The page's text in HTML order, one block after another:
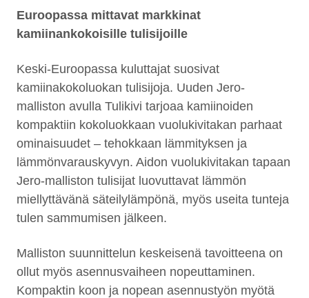
Euroopassa mittavat markkinat
kamiinankokoisille tulisijoille
Keski-Euroopassa kuluttajat suosivat
kamiinakokoluokan tulisijoja. Uuden Jero-
malliston avulla Tulikivi tarjoaa kamiinoiden
kompaktiin kokoluokkaan vuolukivitakan parhaat
ominaisuudet – tehokkaan lämmityksen ja
lämmönvarauskyvyn. Aidon vuolukivitakan tapaan
Jero-malliston tulisijat luovuttavat lämmön
miellyttävänä säteilylämpönä, myös useita tunteja
tulen sammumisen jälkeen.
Malliston suunnittelun keskeisenä tavoitteena on
ollut myös asennusvaiheen nopeuttaminen.
Kompaktin koon ja nopean asennustyön myötä